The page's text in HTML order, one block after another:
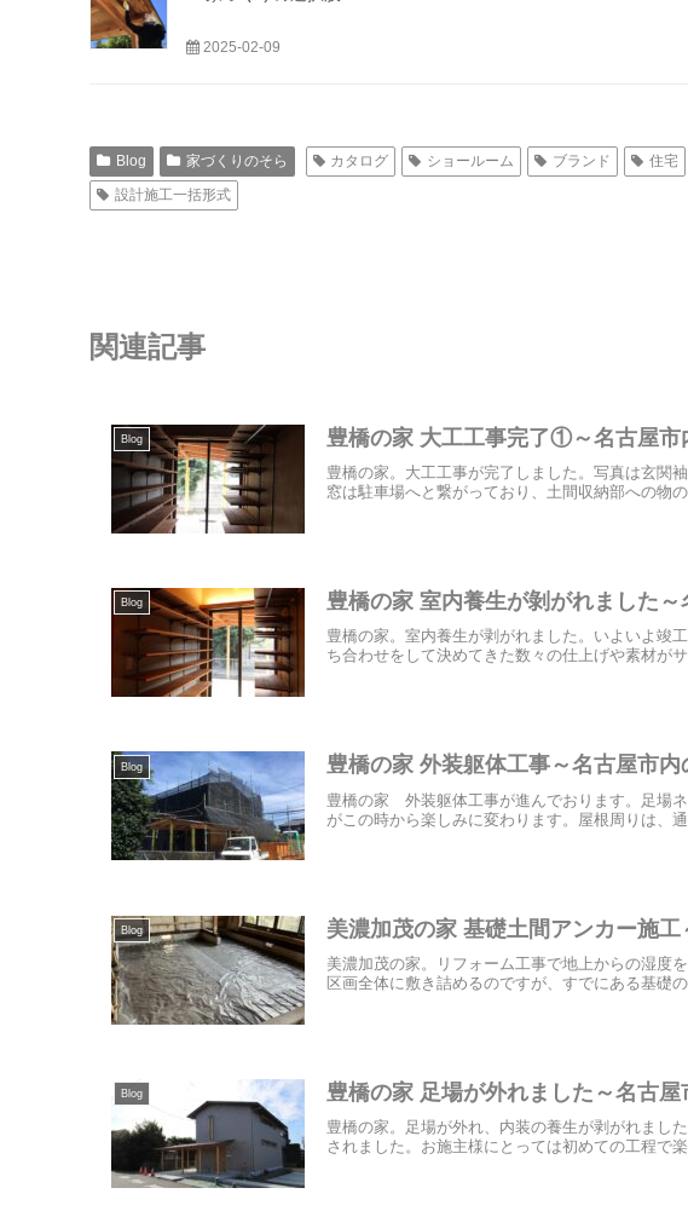
2025-02-09
Blog 家づくりのそら カタログ ショールーム ブランド 住宅
設計施工一括形式
関連記事
Blog 豊橋の家 大工工事完了①～名古屋市
豊橋の家。大工工事が完了しました。写真は玄関
窓は駐車場へと繋がっており、土間収納部への物
Blog 豊橋の家 室内養生が剝がれました
豊橋の家。室内養生が剥がれました。いよいよ竣
ち合わせをして決めてきた数々の仕上げや素材が
Blog 豊橋の家 外装躯体工事～名古屋市内
豊橋の家 外装躯体工事が進んでおります。足場
がこの時から楽しみに変わります。屋根周りは、
Blog 美濃加茂の家 基礎土間アンカー施
美濃加茂の家。リフォーム工事で地上からの湿度
区画全体に敷き詰めるのですが、すでにある基礎
Blog 豊橋の家 足場が外れました～名古屋
豊橋の家。足場が外れ、内装の養生が剥がれまし
されました。お施主様にとっては初めての工程で